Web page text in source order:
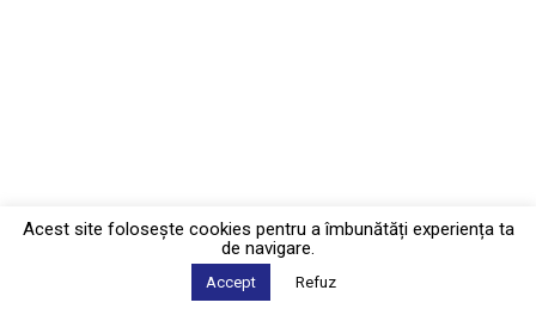
Acest site foloseşte cookies pentru a îmbunătăți experiența ta
de navigare.
Accept Refuz